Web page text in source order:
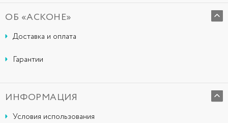
ОБ «АСКОНЕ»
Доставка и оплата
Гарантии
ИНФОРМАЦИЯ
Условия использования